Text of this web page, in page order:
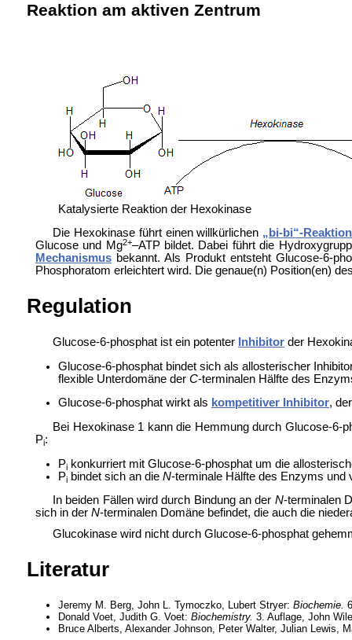
Reaktion am aktiven Zentrum
Katalysierte Reaktion der Hexokinase
Die Hexokinase führt einen willkürlichen „bi-bi“-
Glucose und Mg2+–ATP bildet. Dabei führt die
Mechanismusbekannt. Als Produkt entsteht Glucose-6-
Phosphoratom erleichtert wird. Die genaue(n) Position(en)
Regulation
Glucose-6-phosphat ist ein potenter Inhibitorder
Glucose-6-phosphat bindet sich als allosterischer
flexible Unterdomäne der C-terminalen Hälfte des
Glucose-6-phosphat wirkt als kompetitiver Inhibitor,
Bei Hexokinase 1 kann die Hemmung durch Glucose-6-
Pi:
Pikonkurriert mit Glucose-6-phosphat um die
Pibindet sich an die N-terminale Hälfte des Enzyms
In beiden Fällen wird durch Bindung an der N-terminalen
sich in der N-terminalen Domäne befindet, die auch die
Glucokinase wird nicht durch Glucose-6-phosphat
Literatur
Jeremy M. Berg, John L. Tymoczko, Lubert Stryer: Biochemie.
Donald Voet, Judith G. Voet: Biochemistry. 3. Auflage, John
Bruce Alberts, Alexander Johnson, Peter Walter, Julian Lewis,